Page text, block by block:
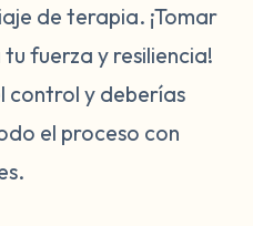
de terapia. ¡Tomar
fuerza y resiliencia!
control y deberías
el proceso con